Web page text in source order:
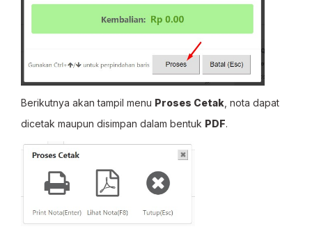
Berikutnya akan tampil menu Proses Cetak , nota dapat
dicetak maupun disimpan dalam bentuk PDF.